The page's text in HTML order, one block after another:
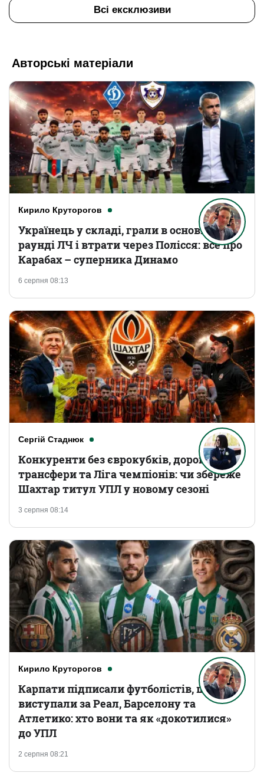
Всі ексклюзиви
Авторські матеріали
Кирило Круторогов
6 серпня 08:13
Українець у складі, грали в основному
раунді ЛЧ і втрати через Полісся: все про
Карабах – суперника Динамо
Сергій Стаднюк
3 серпня 08:14
Конкуренти без єврокубків, дорогі
трансфери та Ліга чемпіонів: чи збереже
Шахтар титул УПЛ у новому сезоні
Кирило Круторогов
2 серпня 08:21
Карпати підписали футболістів, що
виступали за Реал, Барселону та
Атлетико: хто вони та як «докотилися»
до УПЛ